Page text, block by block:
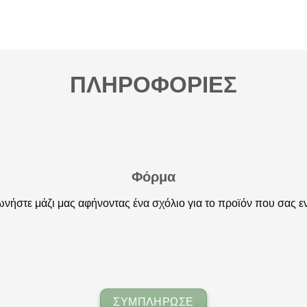
ΠΛΗΡΟΦΟΡΙΕΣ
Φόρμα
μάζι μας αφήνοντας ένα σχόλιο για το προϊόν που σας
ΣΥΜΠΛΗΡΩΣΕ